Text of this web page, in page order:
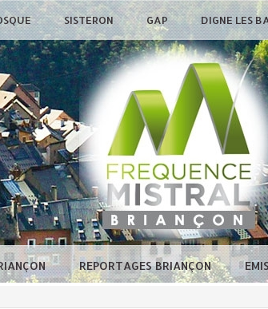
SISTERON GAP DIGNE LES
REPORTAGES BRIANÇON